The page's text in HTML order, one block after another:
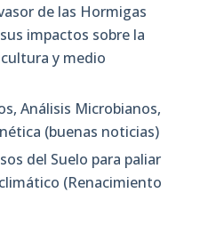
de las Hormigas
impactos sobre la
y medio
Análisis Microbianos,
(buenas noticias)
del Suelo para paliar
(Renacimiento